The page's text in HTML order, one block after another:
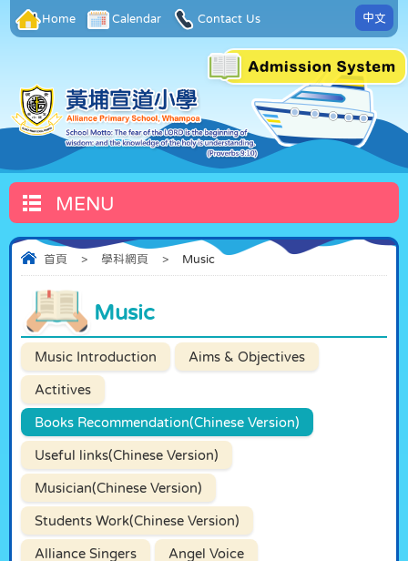
Home Calendar Contact Us 中文
MENU
首頁 > 學科網頁 > Music
Music
Music Introduction Aims & Objectives
Actitives
Books Recommendation(Chinese Version)
Useful links(Chinese Version)
Musician(Chinese Version)
Students Work(Chinese Version)
Alliance Singers Angel Voice